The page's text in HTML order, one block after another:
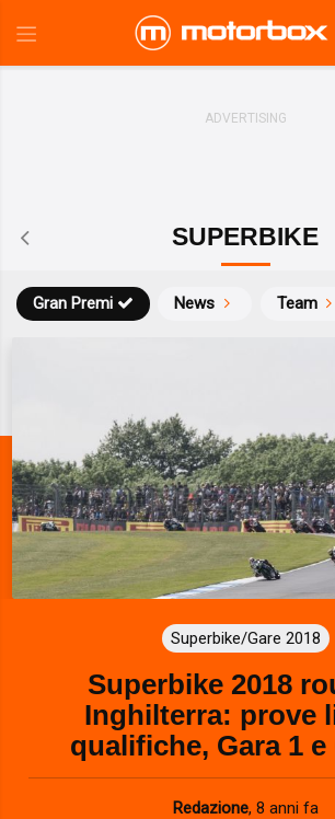
SUPERBIKE
News
Gran Premi Team
Superbike/Gare 2018
Superbike 2018
Inghilterra: prove
qualifiche, Gara 1 e
Redazione, 8 anni fa